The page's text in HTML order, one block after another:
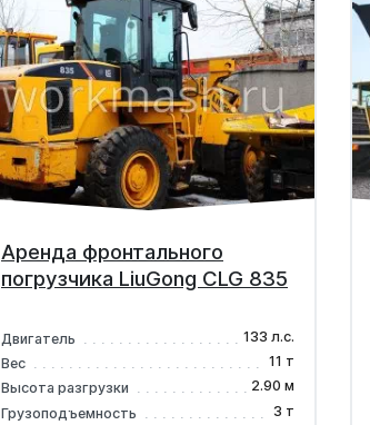
Аренда фронтального
погрузчика LiuGong CLG 835
Двигатель
133 л.с.
Вес
11 т
Высота разгрузки
2.90 м
Грузоподъемность
3 т